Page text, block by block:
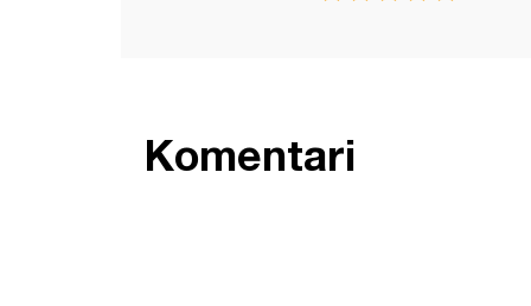
Komentari